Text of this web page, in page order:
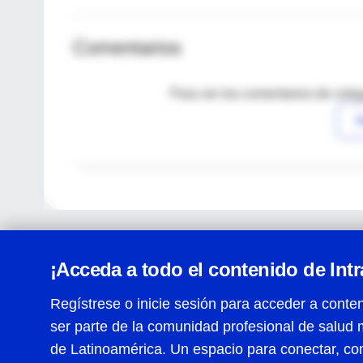
Comentarios
Para ver los comentarios de
¡Acceda a todo el contenido de
Regístrese o inicie sesión para acceder a
ser parte de la comunidad profesional de salud
de Latinoamérica. Un espacio para conectar,
Centro de Ayuda